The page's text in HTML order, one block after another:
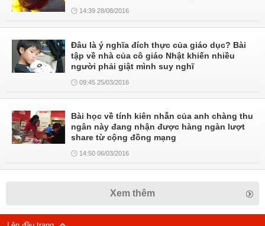
14:39 28/08/2016
Đâu là ý nghĩa đích thực của giáo dục? Bài
tập về nhà của cô giáo Nhật khiến nhiều
người phải giật mình suy nghĩ
09:45 25/03/2016
Bài học về tính kiên nhẫn của anh chàng thu
ngân này đang nhận được hàng ngàn lượt
share từ cộng đồng mạng
14:50 06/03/2016
Xem thêm